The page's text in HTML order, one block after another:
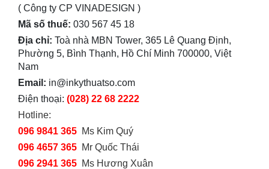
( Công ty CP VINADESIGN )
Mã số thuế: 030 567 45 18
Địa chỉ: Toà nhà MBN Tower, 365 Lê Quang Định,
Phường 5, Bình Thạnh, Hồ Chí Minh 700000, Việt
Nam
Email: in@inkythuatso.com
Điện thoại: (028) 22 68 2222
Hotline:
096 9841 365 Ms Kim Quý
096 4657 365 Mr Quốc Thái
096 2941 365 Ms Hương Xuân